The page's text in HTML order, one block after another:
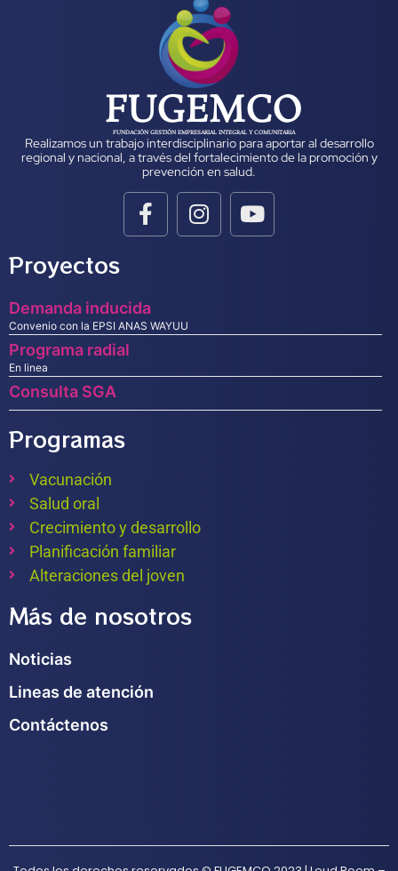
FUGEMCO
FUNDACIÓN GESTIÓN EMPRESARIAL INTEGRAL Y COMUNITARIA
Realizamos un trabajo interdisciplinario para aportar al desarrollo
regional y nacional, a través del fortalecimiento de la promoción y
prevención en salud.
Proyectos
Demanda inducida
Convenio con la EPSI ANAS WAYUU
Programa radial
En linea
Consulta SGA
Programas
Vacunación
Salud oral
Crecimiento y desarrollo
Planificación familiar
Alteraciones del joven
Más de nosotros
Noticias
Lineas de atención
Contáctenos